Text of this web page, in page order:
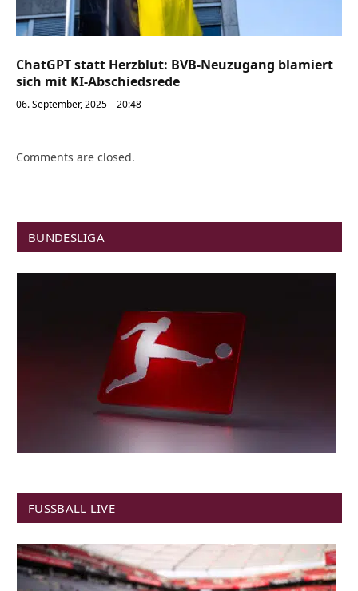
ChatGPT statt Herzblut: BVB-Neuzugang blamiert
sich mit KI-Abschiedsrede
06. September, 2025 – 20:48
Comments are closed.
BUNDESLIGA
FUSSBALL LIVE